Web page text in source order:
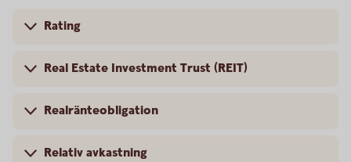
Rating
Real Estate Investment Trust (REIT)
Realränteobligation
Relativ avkastning